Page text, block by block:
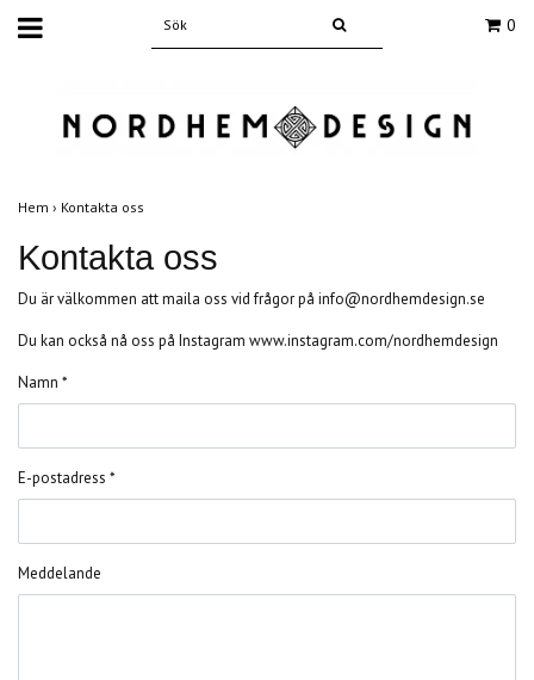
0
Hem › Kontakta oss
Kontakta oss
Du är välkommen att maila oss vid frågor på info@nordhemdesign.se
Du kan också nå oss på Instagram www.instagram.com/nordhemdesign
Namn *
E-postadress *
Meddelande